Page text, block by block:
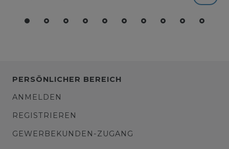
PERSÖNLICHER BEREICH
ANMELDEN
REGISTRIEREN
GEWERBEKUNDEN-ZUGANG